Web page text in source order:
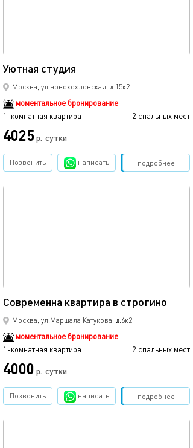
Уютная студия
Москва, ул.новохохловская, д.15к2
моментальное бронирование
1-комнатная квартира
2 спальных мест
4025р. сутки
подробнее
Позвонить написать Забронировать
Современна квартира в строгино
Москва, ул.Маршала Катукова, д.6к2
моментальное бронирование
1-комнатная квартира
2 спальных мест
4000 р. сутки
подробнее
Позвонить написать Забронировать